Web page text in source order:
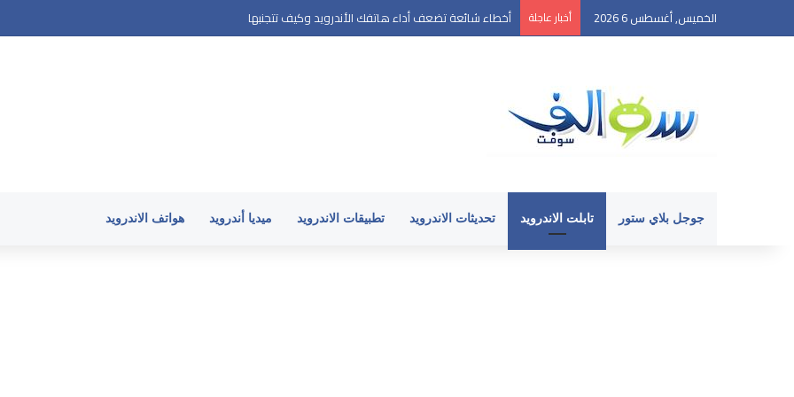
الخميس, أغسطس 6 2026 أخبار عاجلة أخطاء شائعة تضعف أداء هاتفك الأندرويد وكيف تتجنبها
جوجل بلاي ستور تابلت الاندرويد تحديثات الاندرويد تطبيقات الاندرويد ميديا أندرويد هواتف الاندرويد